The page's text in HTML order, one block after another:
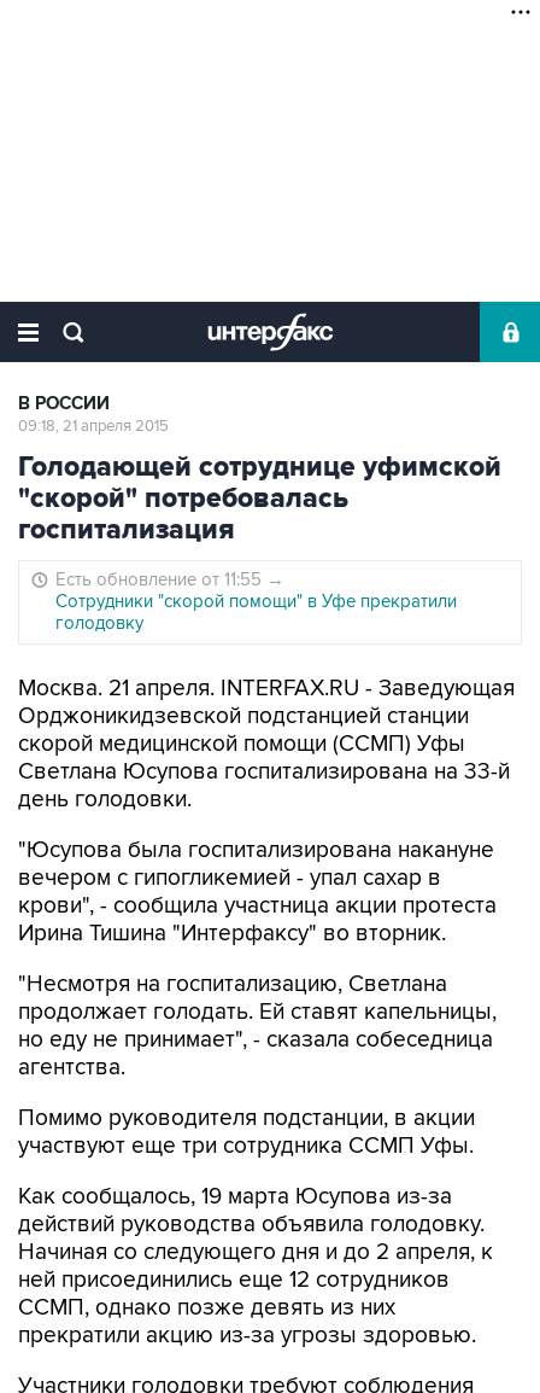
В РОССИИ
09:18, 21 апреля 2015
Голодающей сотруднице уфимской
"скорой" потребовалась
госпитализация
Есть обновление от 11:55 →
Сотрудники "скорой помощи" в Уфе прекратили
голодовку
Москва. 21 апреля. INTERFAX.RU - Заведующая
Орджоникидзевской подстанцией станции
скорой медицинской помощи (ССМП) Уфы
Светлана Юсупова госпитализирована на 33-й
день голодовки.
"Юсупова была госпитализирована накануне
вечером с гипогликемией - упал сахар в
крови", - сообщила участница акции протеста
Ирина Тишина "Интерфаксу" во вторник.
"Несмотря на госпитализацию, Светлана
продолжает голодать. Ей ставят капельницы,
но еду не принимает", - сказала собеседница
агентства.
Помимо руководителя подстанции, в акции
участвуют еще три сотрудника ССМП Уфы.
Как сообщалось, 19 марта Юсупова из-за
действий руководства объявила голодовку.
Начиная со следующего дня и до 2 апреля, к
ней присоединились еще 12 сотрудников
ССМП, однако позже девять из них
прекратили акцию из-за угрозы здоровью.
Участники голодовки требуют соблюдения